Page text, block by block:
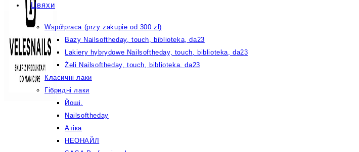
Цвяхи
Współpraca (przy zakupie od 300 zł)
Bazy Nailsoftheday, touch, biblioteka, da23
Lakiery hybrydowe Nailsoftheday, touch, biblioteka, da23
Żeli Nailsoftheday, touch, biblioteka, da23
Класичні лаки
Гібридні лаки
Йоші.
Nailsoftheday
Атіка
НЕОНАЙЛ